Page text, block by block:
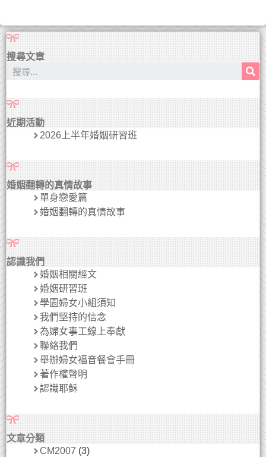
搜尋文章
近期活動
2026上半年婚姻研習班
婚姻翻轉的真情故事
單身戀愛篇
婚姻翻轉的真情故事
認識我們
婚姻相關經文
婚姻研習班
學園婦女小組須知
我們堅持的信念
為婦女事工線上奉獻
聯絡我們
舉辦婦女福音餐會手冊
著作權聲明
認識耶穌
文章分類
CM2007 (3)